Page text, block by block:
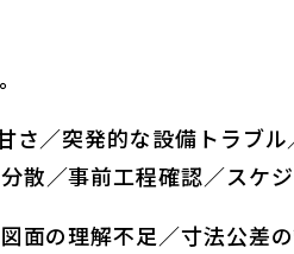
さ／突発的な設備トラブ
前工程確認／スケジュ
面の理解不足／寸法公差